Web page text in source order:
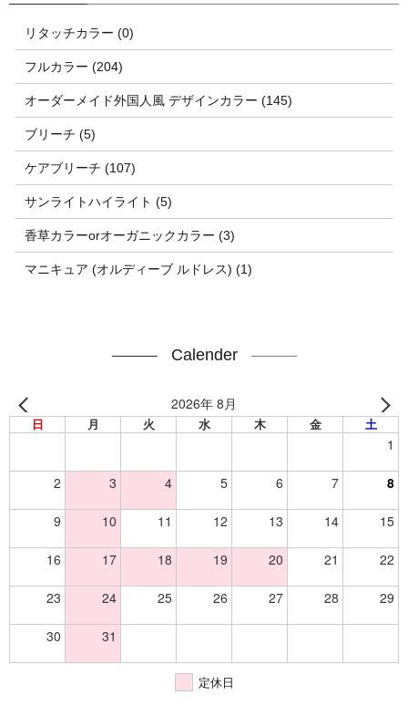
リタッチカラー (0)
フルカラー (204)
オーダーメイド外国人風 デザインカラー (145)
ブリーチ (5)
ケアブリーチ (107)
サンライトハイライト (5)
香草カラーorオーガニックカラー (3)
マニキュア (オルディーブ ルドレス) (1)
Calender
2026年 8月
日 月 火 水 木 金 土
1
2 3 4 5 6 7 8
9 10 11 12 13 14 15
16 17 18 19 20 21 22
23 24 25 26 27 28 29
30 31
定休日